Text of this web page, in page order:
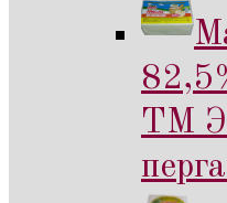
ТМ